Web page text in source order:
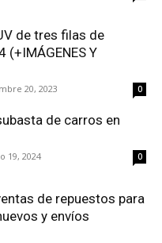
de tres filas de
(+IMÁGENES Y
20, 2023 0
de carros en
19, 2024 0
de repuestos para
y envíos